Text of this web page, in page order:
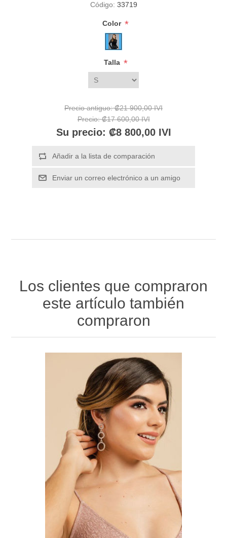
Código: 33719
Color *
Talla *
Precio antiguo: ₡21 900,00 IVI
Precio: ₡17 600,00 IVI
Su precio: ₡8 800,00 IVI
Los clientes que compraron
este artículo también
compraron